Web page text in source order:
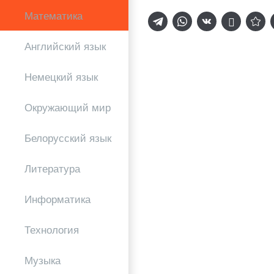
Математика
Английский язык
Немецкий язык
Окружающий мир
Белорусский язык
Литература
Информатика
Технология
Музыка